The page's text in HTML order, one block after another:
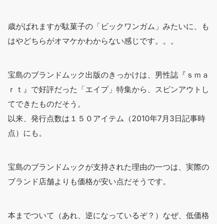
歳がばれますが駄菓子の「ビックワンガム」みたいに、も
はやどちらがオマケかわからない感じです。。。
宝島のブランドムック出版のきっかけは、男性誌『ｓｍａ
ｒｔ』で好評だった「エイプ」特集から、スピンアウトし
てできたものだそう。
以来、発行点数は１５０アイテム（2010年7月3日記事時
点）にも。
宝島のブランドムックが支持された理由の一つは、実際の
ブランド店舗よりも価格が安い点だそうです。
本までついて（あれ、逆になっているぞ？）なぜ、低価格